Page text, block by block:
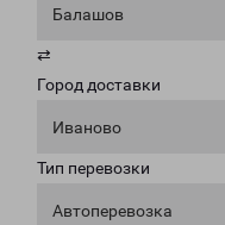
Балашов
⇄
Город доставки
Иваново
Тип перевозки
Автоперевозка